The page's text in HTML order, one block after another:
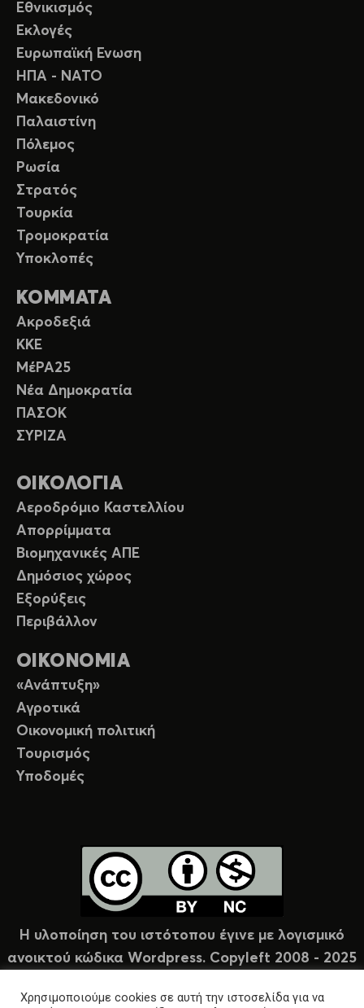
Εθνικισμός
Εκλογές
Ευρωπαϊκή Ενωση
ΗΠΑ - ΝΑΤΟ
Μακεδονικό
Παλαιστίνη
Πόλεμος
Ρωσία
Στρατός
Τουρκία
Τρομοκρατία
Υποκλοπές
ΚΟΜΜΑΤΑ
Ακροδεξιά
ΚΚΕ
ΜέΡΑ25
Νέα Δημοκρατία
ΠΑΣΟΚ
ΣΥΡΙΖΑ
ΟΙΚΟΛΟΓΙΑ
Αεροδρόμιο Καστελλίου
Απορρίμματα
Βιομηχανικές ΑΠΕ
Δημόσιος χώρος
Εξορύξεις
Περιβάλλον
ΟΙΚΟΝΟΜΙΑ
«Ανάπτυξη»
Αγροτικά
Οικονομική πολιτική
Τουρισμός
Υποδομές
Η υλοποίηση του ιστότοπου έγινε με λογισμικό
ανοικτού κώδικα Wordpress. Copyleft 2008 - 2025
Χρησιμοποιούμε cookies σε αυτή την ιστοσελίδα για να